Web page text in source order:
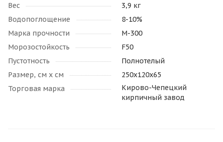
Вес
3,9 кг
Водопоглощение
8-10%
Марка прочности
М-300
Морозостойкость
F50
Пустотность
Полнотелый
Размер, см х см
250х120х65
Торговая марка
Кирово-Чепецкий
кирпичный завод